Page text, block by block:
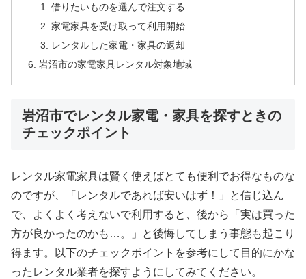
借りたいものを選んで注文する
家電家具を受け取って利用開始
レンタルした家電・家具の返却
岩沼市の家電家具レンタル対象地域
岩沼市でレンタル家電・家具を探すときの
チェックポイント
レンタル家電家具は賢く使えばとても便利でお得なものな
のですが、「レンタルであれば安いはず！」と信じ込ん
で、よくよく考えないで利用すると、後から「実は買った
方が良かったのかも…。」と後悔してしまう事態も起こり
得ます。以下のチェックポイントを参考にして目的にかな
ったレンタル業者を探すようにしてみてください。